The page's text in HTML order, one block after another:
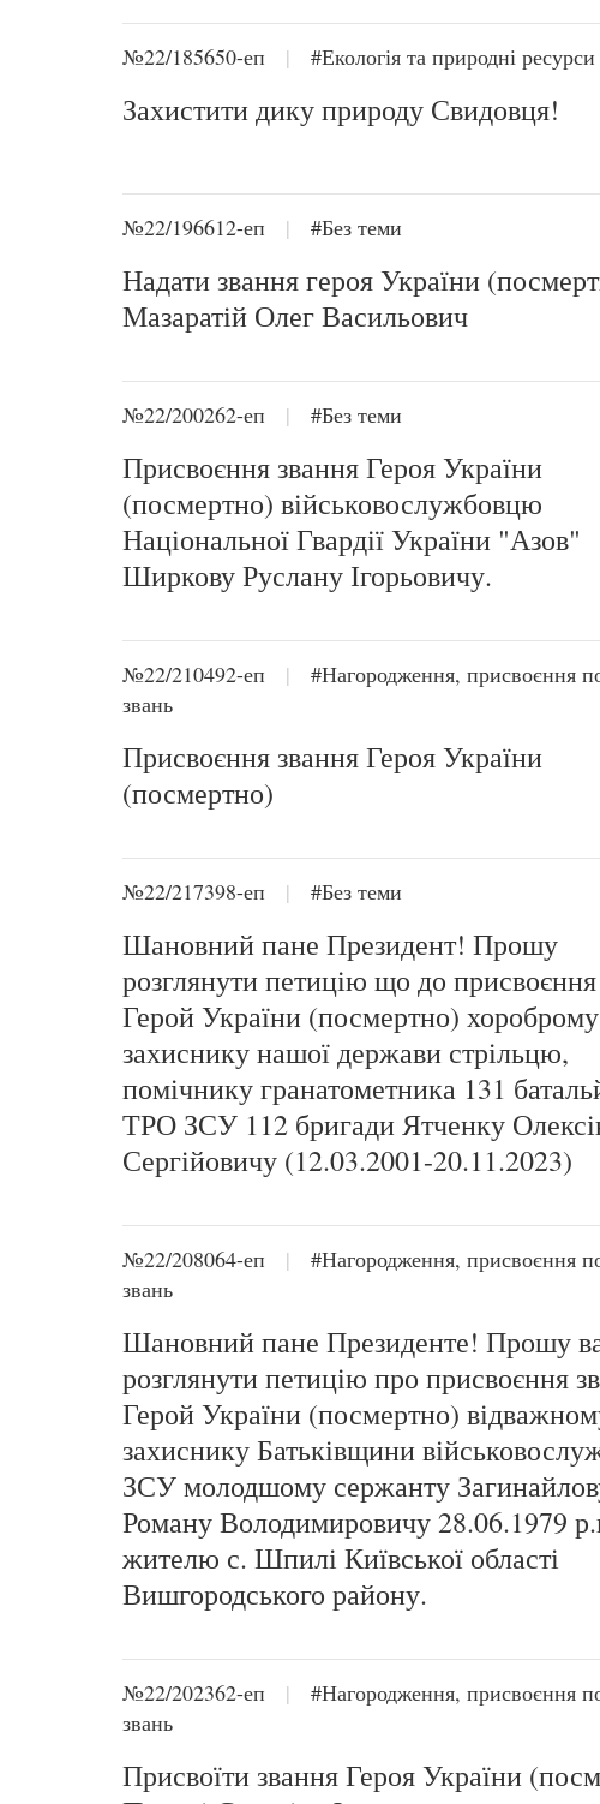
№22/185650-еп | #Екологія та природні ресурси
Захистити дику природу Свидовця!
№22/196612-еп | #Без теми
Надати звання героя України
Мазаратій Олег Васильович
№22/200262-еп | #Без теми
Присвоєння звання Героя України
(посмертно) військовослужбовцю
Національної Гвардії України "Азов"
Ширкову Руслану Ігорьовичу.
№22/210492-еп |
#Нагородження, присвоєння
звань
Присвоєння звання Героя України
(посмертно)
№22/217398-еп | #Без теми
Шановний пане Президент! Прошу
розглянути петицію що до
Герой України (посмертно) хороброму
захиснику нашої держави стрільцю,
помічнику гранатометника 131
ТРО ЗСУ 112 бригади Ятченку
Сергійовичу (12.03.2001-20.11.2023)
№22/208064-еп |
#Нагородження, присвоєння
звань
Шановний пане Президенте! Прошу
розглянути петицію про присвоєння
Герой України (посмертно)
захиснику Батьківщини
ЗСУ молодшому сержанту
Роману Володимировичу 28.06.1979
жителю с. Шпилі Київської області
Вишгородського району.
№22/202362-еп |
#Нагородження, присвоєння
звань
Присвоїти звання Героя України